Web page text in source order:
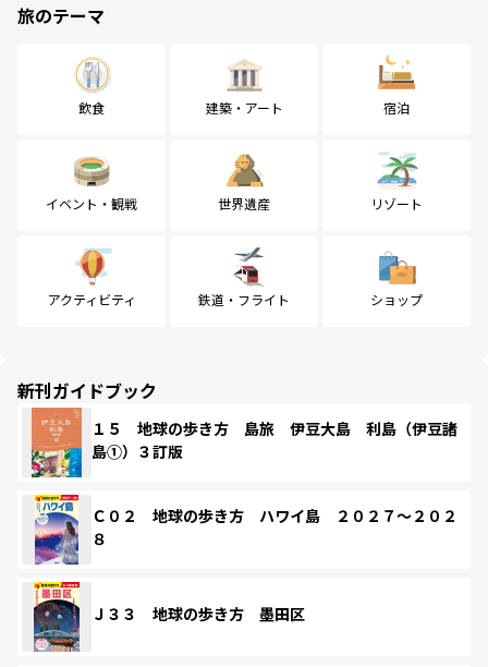
旅のテーマ
飲食 建築・アート 宿泊
イベント・観戦 世界遺産 リゾート
アクティビティ 鉄道・フライト ショップ
新刊ガイドブック
１５ 地球の歩き方 島旅 伊豆大島 利島（伊豆諸
島①）３訂版
Ｃ０２ 地球の歩き方 ハワイ島 ２０２７～２０２
８
Ｊ３３ 地球の歩き方 墨田区